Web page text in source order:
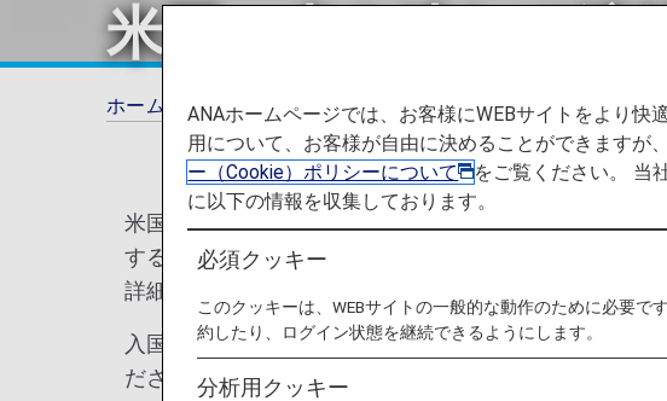
米国へ犬を連れて渡
ホーム ご旅行の準備 ペットをお連れのお客様 米国
米国疾病予防管理センター（Centers for Disease
する全ての犬の入国条件が改定される旨、通達が発行さ
詳細につきましては、CDCのウェブサイト
入国条件を満たさず到着した犬は入国を拒否され、お
ださい。
ANAホームページでは、お客様にWEBサイトをより
用について、お客様が自由に決めることができますが
ー（Cookie）ポリシーについて
をご覧ください。 当
に以下の情報を収集しております。
必須クッキー
このクッキーは、WEBサイトの一般的な動作のために必要で
約したり、ログイン状態を継続できるようにします。
分析用クッキー